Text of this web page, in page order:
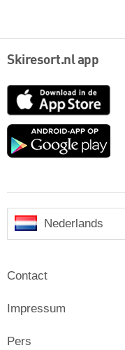
Skiresort.nl app
App
Nederlands
Contact
Impressum
Pers